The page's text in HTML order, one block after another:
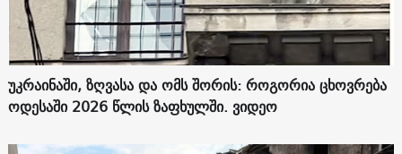
უკრაინაში, ზღვასა და ომს შორის: როგორია ცხოვრება
ოდესაში 2026 წლის ზაფხულში. ვიდეო